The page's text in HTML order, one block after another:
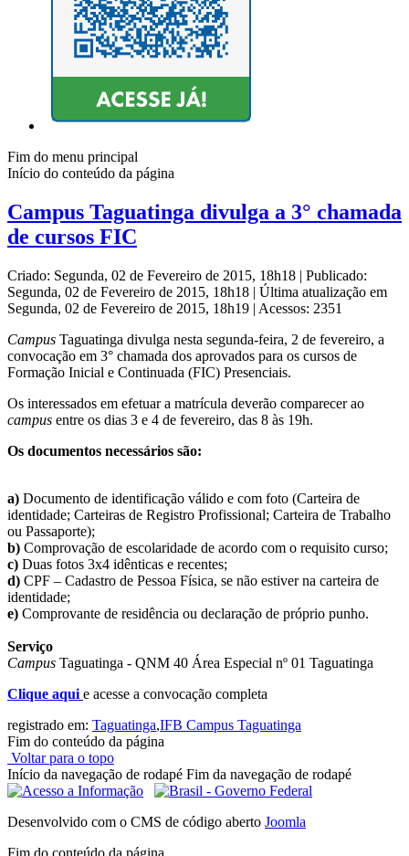
Fim do menu principal
Início do conteúdo da página
Campus Taguatinga divulga a 3° chamada
de cursos FIC
Criado: Segunda, 02 de Fevereiro de 2015, 18h18 | Publicado:
Segunda, 02 de Fevereiro de 2015, 18h18 | Última atualização em
Segunda, 02 de Fevereiro de 2015, 18h19 | Acessos: 2351
Campus Taguatinga divulga nesta segunda-feira, 2 de fevereiro, a
convocação em 3° chamada dos aprovados para os cursos de
Formação Inicial e Continuada (FIC) Presenciais.
Os interessados em efetuar a matrícula deverão comparecer ao
campus entre os dias 3 e 4 de fevereiro, das 8 às 19h.
Os documentos necessários são:
a) Documento de identificação válido e com foto (Carteira de
identidade; Carteiras de Registro Profissional; Carteira de Trabalho
ou Passaporte);
b) Comprovação de escolaridade de acordo com o requisito curso;
c) Duas fotos 3x4 idênticas e recentes;
d) CPF – Cadastro de Pessoa Física, se não estiver na carteira de
identidade;
e) Comprovante de residência ou declaração de próprio punho.
Serviço
Campus Taguatinga - QNM 40 Área Especial nº 01 Taguatinga
Clique aqui e acesse a convocação completa
registrado em: Taguatinga,IFB Campus Taguatinga
Fim do conteúdo da página
Voltar para o topo
Início da navegação de rodapé Fim da navegação de rodapé
Desenvolvido com o CMS de código aberto Joomla
Fim do conteúdo da página